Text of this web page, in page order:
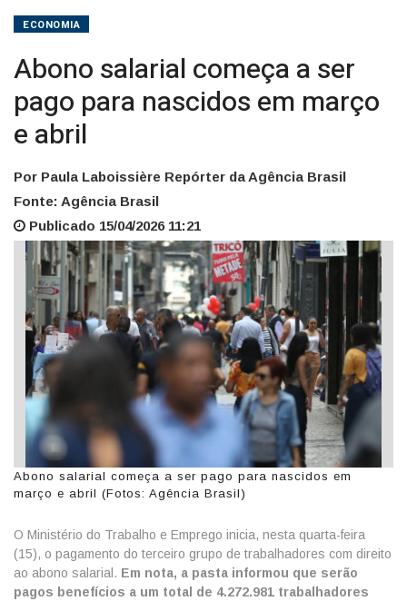
ECONOMIA
Abono salarial começa a ser
pago para nascidos em março
e abril
Por Paula Laboissière Repórter da Agência Brasil
Fonte: Agência Brasil
Publicado 15/04/2026 11:21
Abono salarial começa a ser pago para nascidos em
março e abril (Fotos: Agência Brasil)
O Ministério do Trabalho e Emprego inicia, nesta quarta-feira
(15), o pagamento do terceiro grupo de trabalhadores com direito
ao abono salarial. Em nota, a pasta informou que serão
pagos benefícios a um total de 4.272.981 trabalhadores